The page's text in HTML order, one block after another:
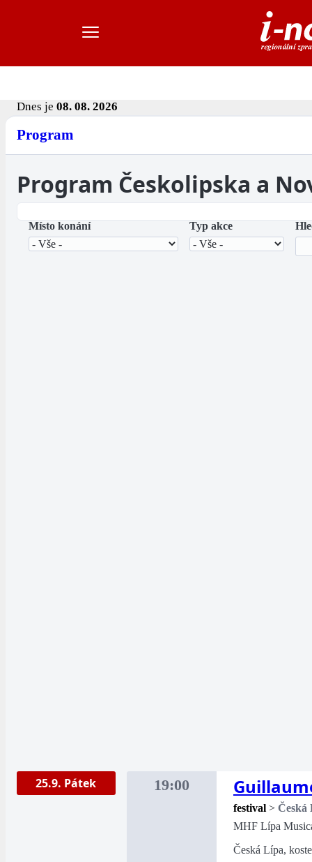
Dnes je 08. 08. 2026
Program
Program Českolipska a
Místo konání Typ akce
25.9. Pátek 19:00
festival > Česká
MHF Lípa
Česká Lípa,